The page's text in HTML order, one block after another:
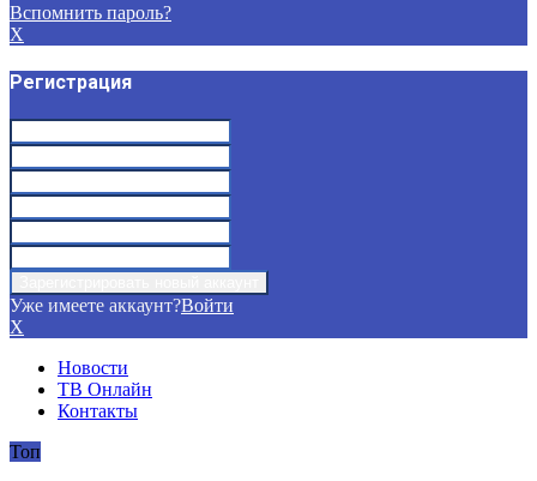
Вспомнить пароль?
X
Регистрация
Уже имеете аккаунт?Войти
X
Новости
ТВ Онлайн
Контакты
Топ